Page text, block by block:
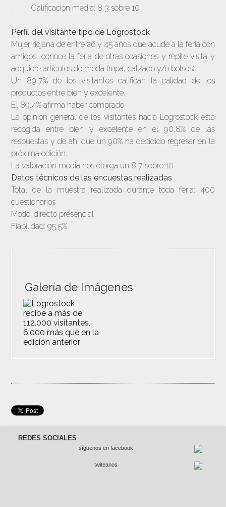
· Calificación media: 8,3 sobre 10
Perfil del visitante tipo de Logrostock
Mujer riojana de entre 26 y 45 años que acude a la feria con
amigos, conoce la feria de otras ocasiones y repite visita y
adquiere artículos de moda (ropa, calzado y/o bolsos).
Un 89,7% de los visitantes califican la calidad de los
productos entre bien y excelente.
El 89,4% afirma haber comprado.
La opinión general de los visitantes hacia Logrostock está
recogida entre bien y excelente en el 90,8% de las
respuestas y de ahí que un 90% ha decidido regresar en la
próxima edición.
La valoración media nos otorga un 8,7 sobre 10.
Datos técnicos de las encuestas realizadas
Total de la muestra realizada durante toda feria: 400
cuestionarios
Modo: directo presencial
Fiabilidad: 95,5%
Galería de Imágenes
REDES SOCIALES
síguenos en facebook
twiteanos